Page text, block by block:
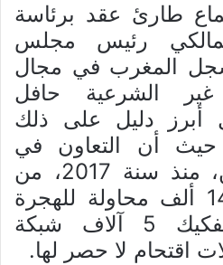
طارئ عقد برئاسة
رئيس مجلس
المغرب في مجال
الشرعية حافل
أبرز دليل على ذلك
حيث أن التعاون في
مجال الهجرة مكن، منذ سنة 2017، من
إجهاض أزيد من 14 ألف محاولة للهجرة
غير الشرعية، وتفكيك 5 آلاف شبكة
اقتحام لا حصر لها.